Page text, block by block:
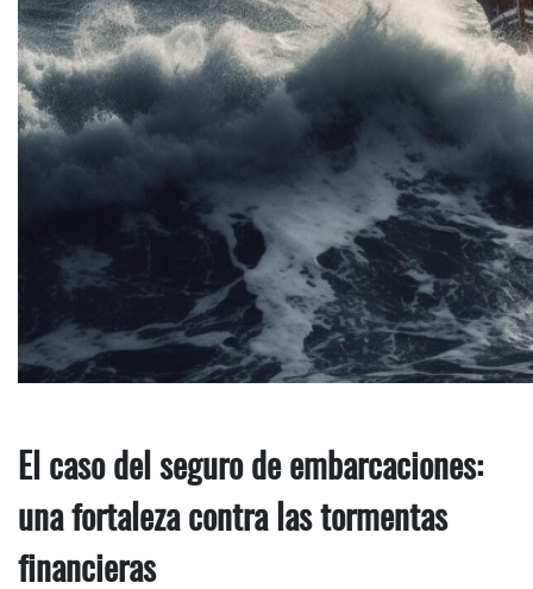
El caso del seguro de embarcaciones:
una fortaleza contra las tormentas
financieras